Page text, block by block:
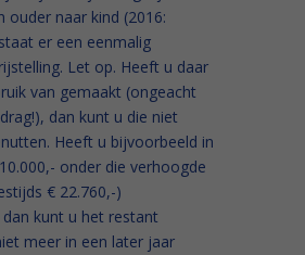
ouder naar kind (2016:
er een eenmalig
Let op. Heeft u daar
van gemaakt (ongeacht
dan kunt u die niet
Heeft u bijvoorbeeld in
onder die verhoogde
€ 22.760,-)
dan kunt u het restant
meer in een later jaar